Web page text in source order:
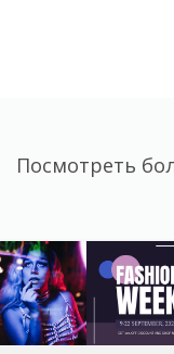
Посмотреть